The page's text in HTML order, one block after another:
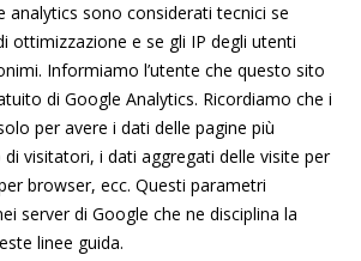
analytics sono considerati tecnici se
ottimizzazione e se gli IP degli utenti
Informiamo l’utente che questo sito
di Google Analytics. Ricordiamo che i
per avere i dati delle pagine più
visitatori, i dati aggregati delle visite per
browser, ecc. Questi parametri
server di Google che ne disciplina la
linee guida.